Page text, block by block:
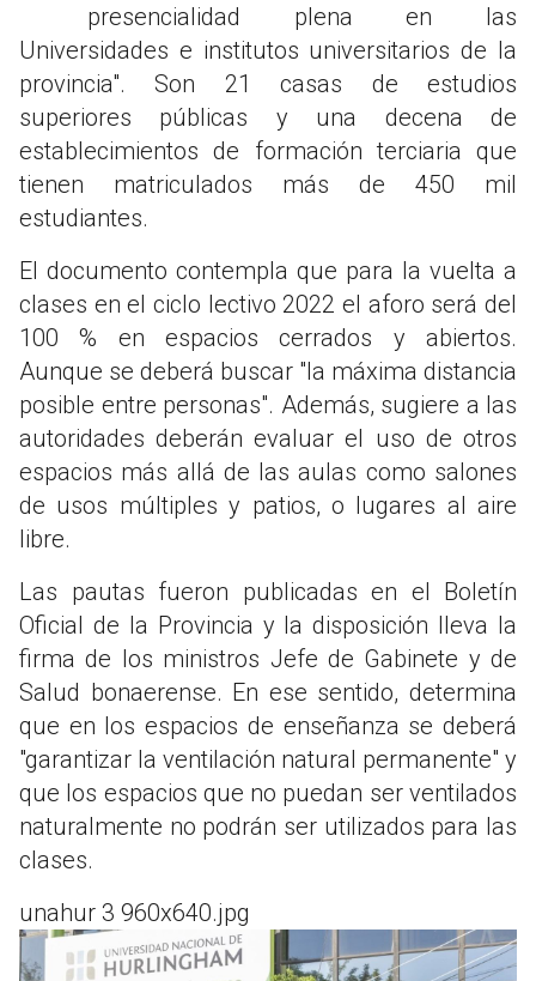
presencialidad plena en las
Universidades e institutos universitarios de la
provincia". Son 21 casas de estudios
superiores públicas y una decena de
establecimientos de formación terciaria que
tienen matriculados más de 450 mil
estudiantes.
El documento contempla que para la vuelta a
clases en el ciclo lectivo 2022 el aforo será del
100 % en espacios cerrados y abiertos.
Aunque se deberá buscar "la máxima distancia
posible entre personas". Además, sugiere a las
autoridades deberán evaluar el uso de otros
espacios más allá de las aulas como salones
de usos múltiples y patios, o lugares al aire
libre.
Las pautas fueron publicadas en el Boletín
Oficial de la Provincia y la disposición lleva la
firma de los ministros Jefe de Gabinete y de
Salud bonaerense. En ese sentido, determina
que en los espacios de enseñanza se deberá
"garantizar la ventilación natural permanente" y
que los espacios que no puedan ser ventilados
naturalmente no podrán ser utilizados para las
clases.
unahur 3 960x640.jpg